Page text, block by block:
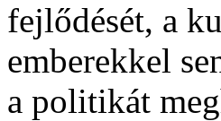
fejlődését, a
emberekkel
a politikát